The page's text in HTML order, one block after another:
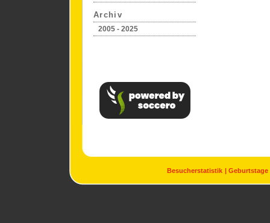
Archiv
2005 - 2025
Besucherstatistik Geburtstage